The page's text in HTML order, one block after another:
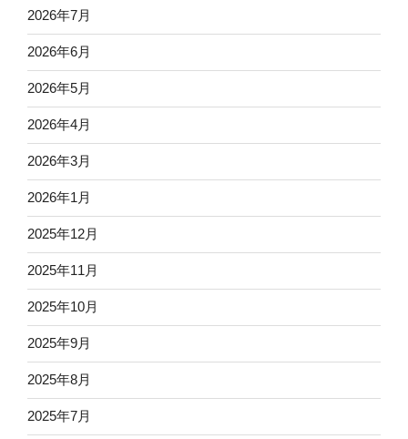
2026年7月
2026年6月
2026年5月
2026年4月
2026年3月
2026年1月
2025年12月
2025年11月
2025年10月
2025年9月
2025年8月
2025年7月